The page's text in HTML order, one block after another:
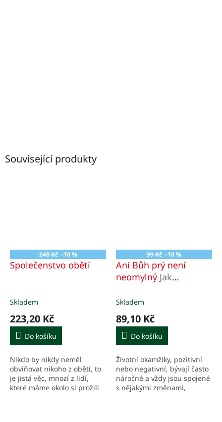
Související produkty
248 Kč –10 %
Společenstvo obětí
Skladem
223,20 Kč
Do košíku
Nikdo by nikdy neměl
obviňovat nikoho z obětí, to
je jistá věc, mnozí z lidí,
které máme okolo si prožili
99 Kč –10 %
Ani Bůh prý není
neomylný Jak
změnami
Skladem
89,10 Kč
Do košíku
Životní okamžiky, pozitivní
nebo negativní, bývají často
náročné a vždy jsou spojené
s nějakými změnami,